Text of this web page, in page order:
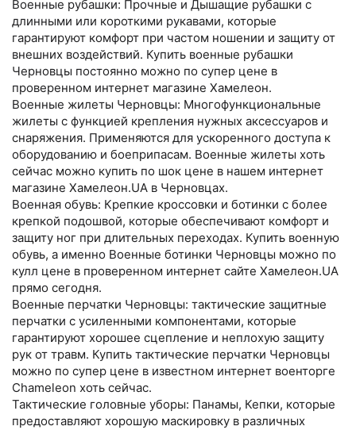
Военные рубашки: Прочные и Дышащие рубашки с
длинными или короткими рукавами, которые
гарантируют комфорт при частом ношении и защиту от
внешних воздействий. Купить военные рубашки
Черновцы постоянно можно по супер цене в
проверенном интернет магазине Хамелеон.
Военные жилеты Черновцы: Многофункциональные
жилеты с функцией крепления нужных аксессуаров и
снаряжения. Применяются для ускоренного доступа к
оборудованию и боеприпасам. Военные жилеты хоть
сейчас можно купить по шок цене в нашем интернет
магазине Хамелеон.UA в Черновцах.
Военная обувь: Крепкие кроссовки и ботинки с более
крепкой подошвой, которые обеспечивают комфорт и
защиту ног при длительных переходах. Купить военную
обувь, а именно Военные ботинки Черновцы можно по
кулл цене в проверенном интернет сайте Хамелеон.UA
прямо сегодня.
Военные перчатки Черновцы: тактические защитные
перчатки с усиленными компонентами, которые
гарантируют хорошее сцепление и неплохую защиту
рук от травм. Купить тактические перчатки Черновцы
можно по супер цене в известном интернет военторге
Chameleon хоть сейчас.
Тактические головные уборы: Панамы, Кепки, которые
предоставляют хорошую маскировку в различных